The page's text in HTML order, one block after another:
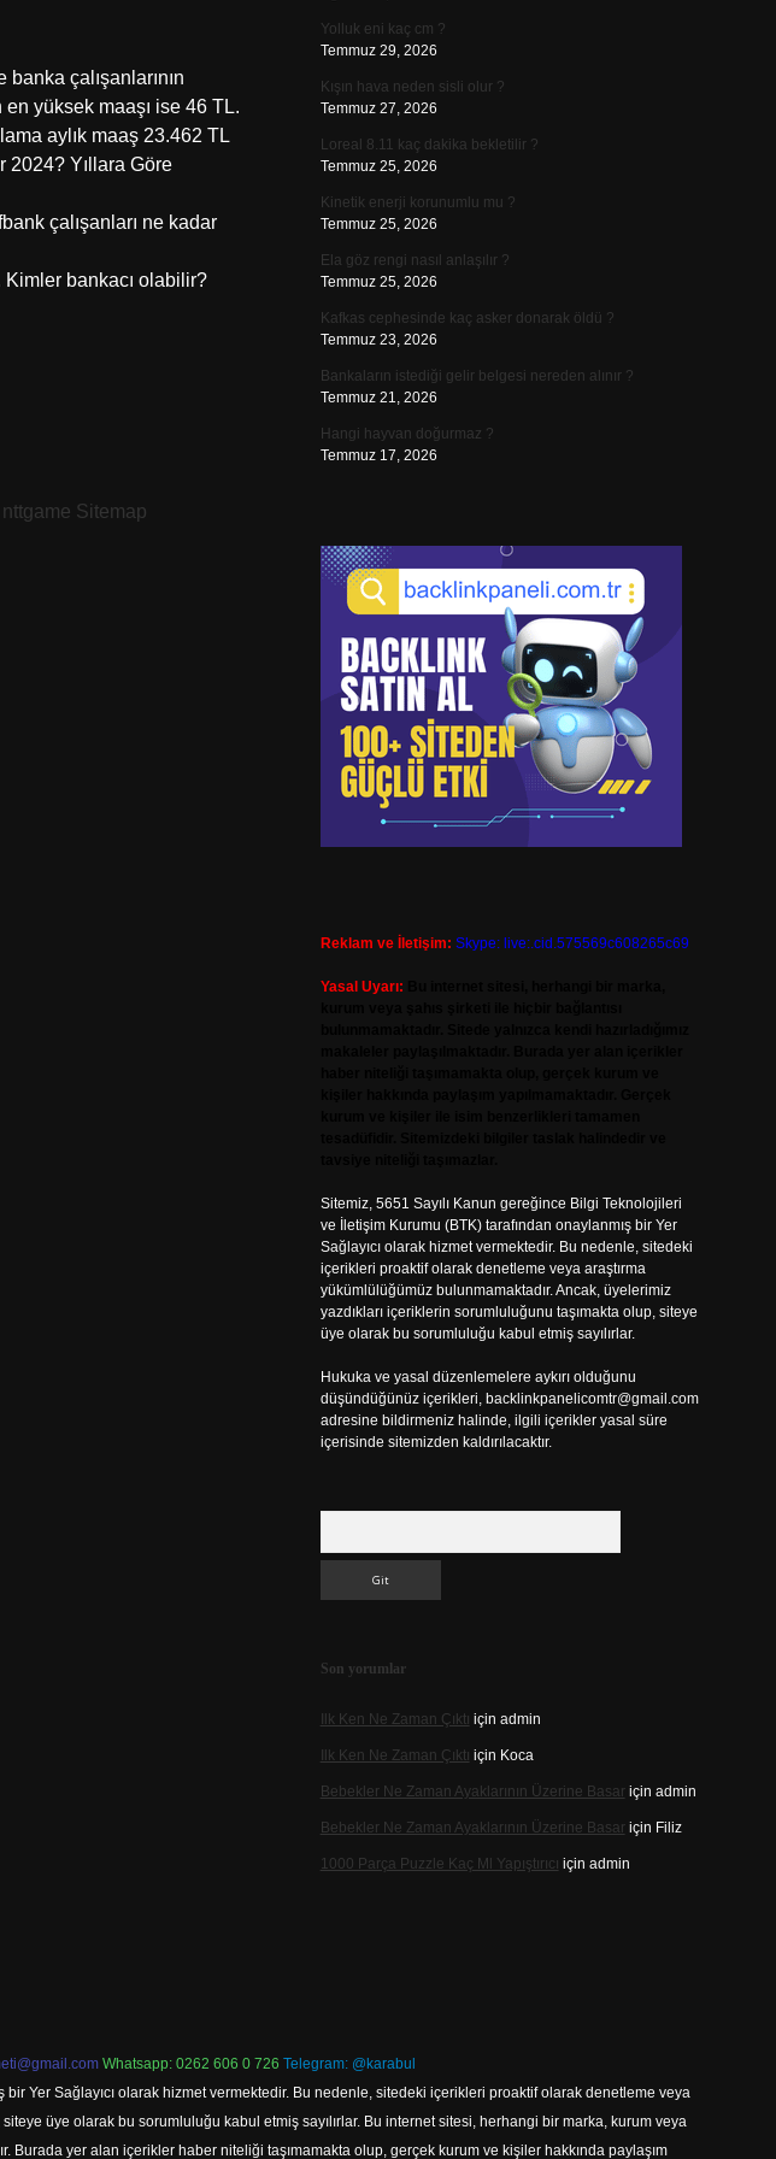
banka çalışanlarının
en yüksek maaşı ise 46 TL.
aylık maaş 23.462 TL
2024? Yıllara Göre
çalışanları ne kadar
bankacı olabilir?
nttgame Sitemap
Yolluk eni kaç cm ?
Temmuz 29, 2026
Kışın hava neden sisli olur ?
Temmuz 27, 2026
Loreal 8.11 kaç dakika bekletilir ?
Temmuz 25, 2026
Kinetik enerji korunumlu mu ?
Temmuz 25, 2026
Ela göz rengi nasıl anlaşılır ?
Temmuz 25, 2026
Kafkas cephesinde kaç asker donarak öldü ?
Temmuz 23, 2026
Bankaların istediği gelir belgesi nereden alınır ?
Temmuz 21, 2026
Hangi hayvan doğurmaz ?
Temmuz 17, 2026
Reklam ve İletişim: Skype: live:.cid.575569c608265c69
Yasal Uyarı:
Sitemiz, 5651 Sayılı Kanun gereğince Bilgi Teknolojileri
ve İletişim Kurumu (BTK) tarafından onaylanmış bir Yer
Sağlayıcı olarak hizmet vermektedir. Bu nedenle, sitedeki
içerikleri proaktif olarak denetleme veya araştırma
yükümlülüğümüz bulunmamaktadır. Ancak, üyelerimiz
yazdıkları içeriklerin sorumluluğunu taşımakta olup, siteye
üye olarak bu sorumluluğu kabul etmiş sayılırlar.
Hukuka ve yasal düzenlemelere aykırı olduğunu
düşündüğünüz içerikleri, backlinkpanelicomtr@gmail.com
adresine bildirmeniz halinde, ilgili içerikler yasal süre
içerisinde sitemizden kaldırılacaktır.
Son yorumlar
Ilk Ken Ne Zaman Çıktı için admin
Ilk Ken Ne Zaman Çıktı için Koca
Bebekler Ne Zaman Ayaklarının Üzerine Basariçin admin
Bebekler Ne Zaman Ayaklarının Üzerine Basariçin Filiz
1000 Parça Puzzle Kaç Ml Yapıştırıcı için admin
Whatsapp: 0262 606 0 726 Telegram: @karabul
Yer Sağlayıcı olarak hizmet vermektedir. Bu nedenle, sitedeki içerikleri proaktif olarak denetleme veya
üye olarak bu sorumluluğu kabul etmiş sayılırlar. Bu internet sitesi, herhangi bir marka, kurum veya
Burada yer alan içerikler haber niteliği taşımamakta olup, gerçek kurum ve kişiler hakkında paylaşım